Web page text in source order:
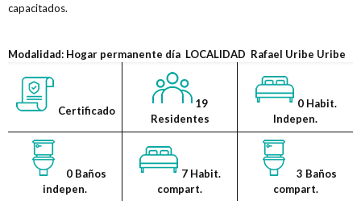
capacitados.
Modalidad: Hogar permanente día LOCALIDAD Rafael Uribe Uribe
Certificado
19
Residentes
0 Habit.
Indepen.
0 Baños
indepen.
7 Habit.
compart.
3 Baños
compart.